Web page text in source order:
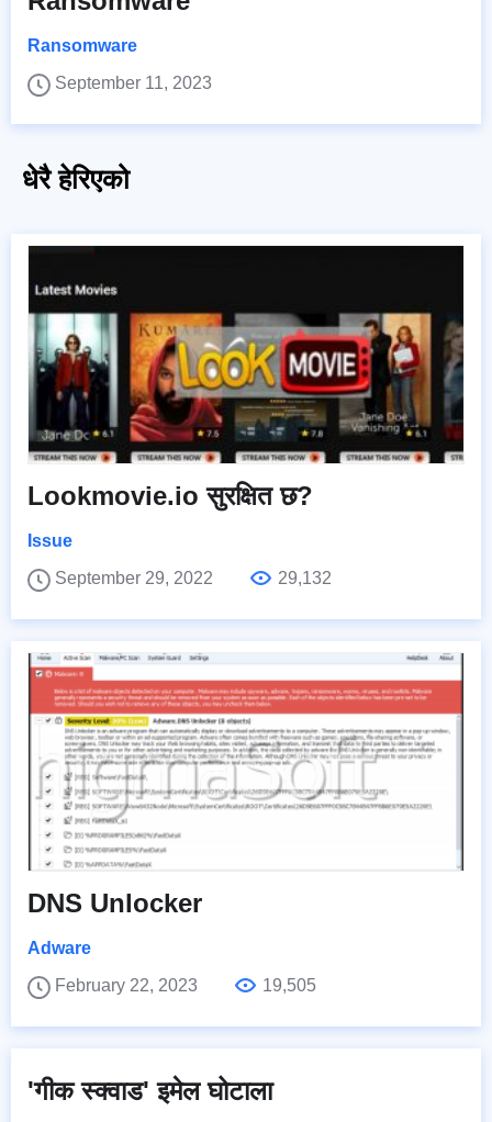
Ransomware
September 11, 2023
धेरै हेरिएको
Lookmovie.io सुरक्षित छ?
Issue
September 29, 2022
29,132
DNS Unlocker
Adware
February 22, 2023
19,505
'गीक स्क्वाड' इमेल घोटाला